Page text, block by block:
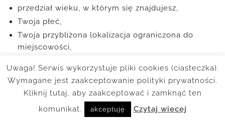
przedział wieku, w którym się znajdujesz,
Twoja płeć,
Twoja przybliżona lokalizacja ograniczona do
miejscowości,
określone na podstawie aktywności w sieci,
nagrania wideo Twoich sesji na naszych stronach,
mapy cieplne ilustrujące Twoje zachowania na
naszych stronach
Uwaga! Serwis wykorzystuje pliki cookies (ciasteczka).
Wymagane jest zaakceptowanie polityki prywatności.
Kliknij tutaj, aby zaakceptować i zamknąć ten
komunikat.
akceptuję Czytaj wiecej